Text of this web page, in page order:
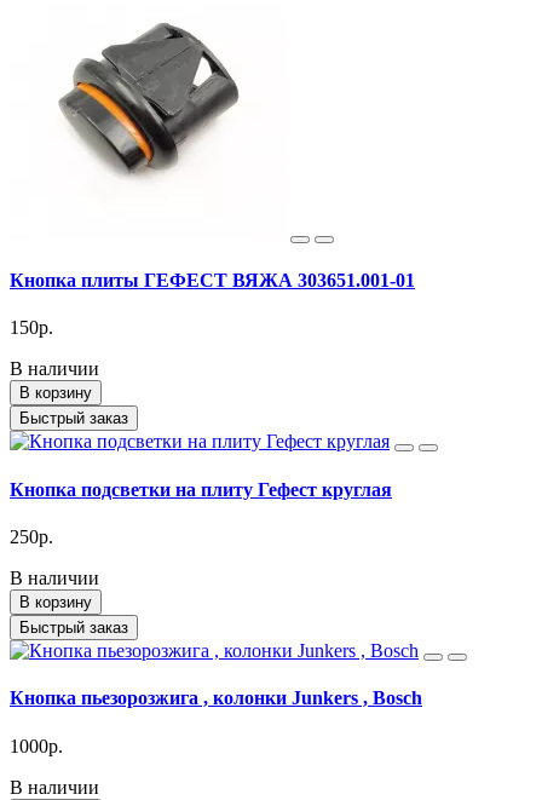
Кнопка плиты ГЕФЕСТ ВЯЖА 303651.001-01
150р.
В наличии
В корзину
Быстрый заказ
Кнопка подсветки на плиту Гефест круглая
250р.
В наличии
В корзину
Быстрый заказ
Кнопка пьезорозжига , колонки Junkers , Bosch
1000р.
В наличии